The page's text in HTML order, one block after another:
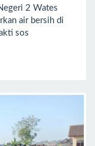
2 Wates
air bersih di
sos